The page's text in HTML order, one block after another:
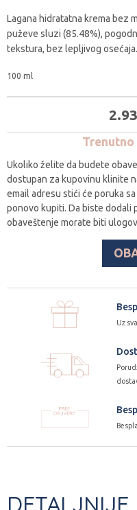
Lagana hidratatna krema bez
puževe sluzi (85.48%),
tekstura, bez lepljivog osećaja.
100 ml
Trenutno
Ukoliko želite da budete
dostupan za kupovinu klinite
email adresu stići će poruka
ponovo kupiti. Da biste dodali
obaveštenje morate biti
Uz
DETALJNIJE